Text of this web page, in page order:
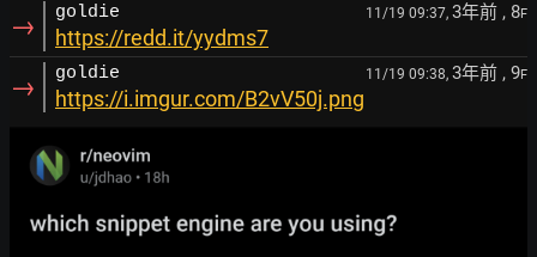
→ goldie 11/19 09:37, 3年前 , 8F
https://redd.it/yydms7
→ goldie 11/19 09:38, 3年前 , 9F
https://i.imgur.com/B2vV50j.png